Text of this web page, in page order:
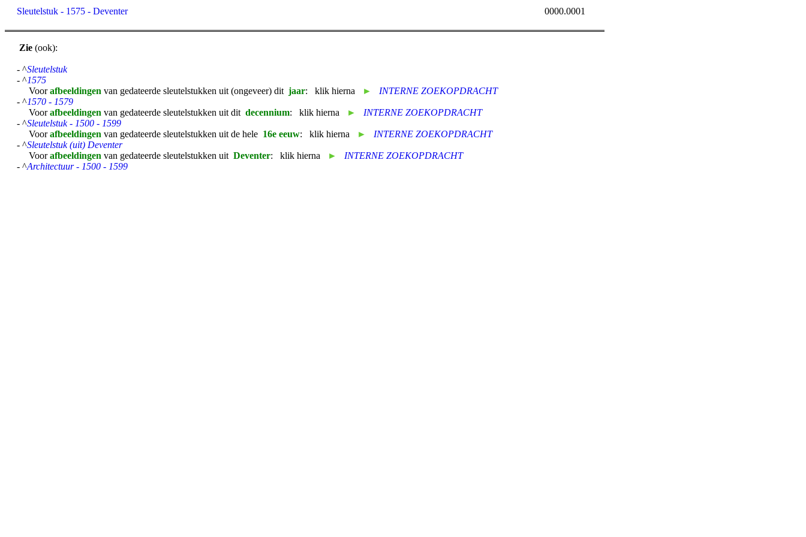
Sleutelstuk - 1575 - Deventer 0000.0001
Zie (ook):
- ^Sleutelstuk
- ^1575
Voorafbeeldingen van gedateerde sleutelstukken uit (ongeveer) dit jaar: klik hierna ►
INTERNE ZOEKOPDRACHT
- ^1570 - 1579
Voorafbeeldingen van gedateerde sleutelstukken uit dit decennium: klik hierna ►
INTERNE ZOEKOPDRACHT
- ^Sleutelstuk - 1500 - 1599
Voorafbeeldingen van gedateerde sleutelstukken uit de hele 16e eeuw: klik hierna ►
INTERNE ZOEKOPDRACHT
- ^Sleutelstuk (uit) Deventer
Voorafbeeldingen van gedateerde sleutelstukken uit Deventer: klik hierna ►
INTERNE ZOEKOPDRACHT
- ^Architectuur - 1500 - 1599